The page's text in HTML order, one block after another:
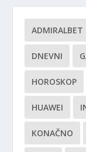
ADMIRALBET
DNEVNI
HOROSKOP
HUAWEI
KONAČNO